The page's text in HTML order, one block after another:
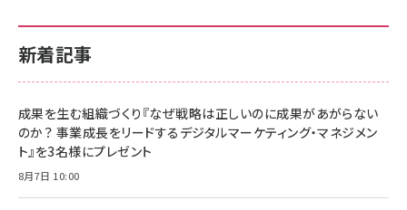
新着記事
成果を生む組織づくり『なぜ戦略は正しいのに成果があがらない
のか？ 事業成長をリードするデジタルマーケティング・マネジメン
ト』を3名様にプレゼント
8月7日 10:00